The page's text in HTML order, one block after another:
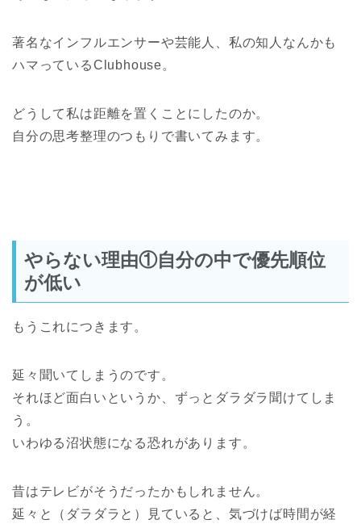
著名なインフルエンサーや芸能人、私の知人なんかも
ハマっているClubhouse。
どうして私は距離を置くことにしたのか。
自分の思考整理のつもりで書いてみます。
やらない理由①自分の中で優先順位
が低い
もうこれにつきます。
延々聞いてしまうのです。
それほど面白いというか、ずっとダラダラ聞けてしま
う。
いわゆる沼状態になる恐れがあります。
昔はテレビがそうだったかもしれません。
延々と（ダラダラと）見ていると、気づけば時間が経